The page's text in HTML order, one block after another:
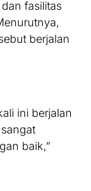
fasilitas
berjalan
ini berjalan
baik,”